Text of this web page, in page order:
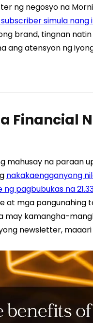
ng negosyo na
simula
brand, tingnan
atensyon ng
Financial
mahusay na paraan
nakakaengganyong
pagbubukas na
at mga pangunahing
may kamangha-
newsletter,